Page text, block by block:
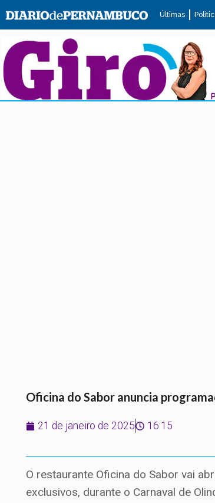
Últimas
Oficina do Sabor anuncia
21 de janeiro de 2025 16:15
O restaurante Oficina do Sabor vai
exclusivos, durante o Carnaval de